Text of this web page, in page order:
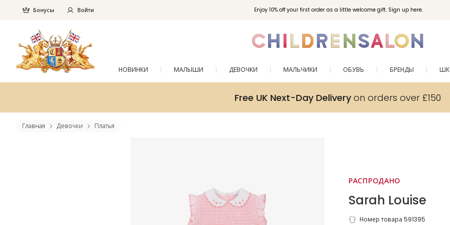
Enjoy 10% off your first order as a little welcome gift. Sign up here.
Бонусы Войти
НОВИНКИ МАЛЫШИ ДЕВОЧКИ МАЛЬЧИКИ ОБУВЬ БРЕНДЫ
Free UK Next-Day Deliveryon orders over £150
Главная Девочки Платья
РАСПРОДАНО
Sarah Louise
Номер товара 591395